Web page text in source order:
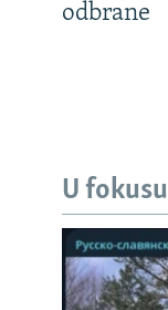
odbrane
U fokusu